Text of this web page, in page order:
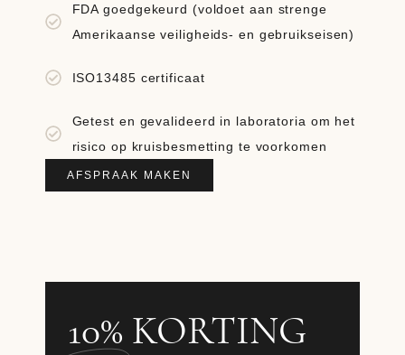
FDA goedgekeurd (voldoet aan strenge
Amerikaanse veiligheids- en gebruikseisen)
ISO13485 certificaat
Getest en gevalideerd in laboratoria om het
risico op kruisbesmetting te voorkomen
AFSPRAAK MAKEN
10% KORTING